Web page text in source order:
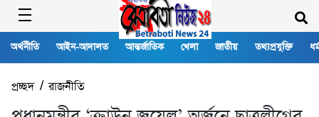
অর্থনীতি আইন-আদালত আন্তর্জাতিক খেলা জাতীয় তথ্যপ্রযুক্তি
প্রচ্ছদ/রাজনীতি